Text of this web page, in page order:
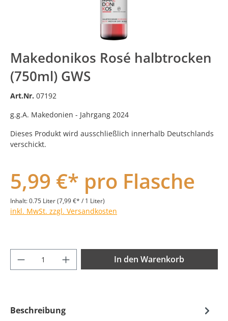
Makedonikos Rosé halbtrocken
(750ml) GWS
Art.Nr. 07192
g.g.A. Makedonien - Jahrgang 2024
Dieses Produkt wird ausschließlich innerhalb Deutschlands
verschickt.
5,99 €* pro Flasche
Inhalt:0.75 Liter(7,99 €* / 1 Liter)
inkl. MwSt. zzgl. Versandkosten
Produkt Anzahl: Gib den gewünschten
In den Warenkorb
Beschreibung